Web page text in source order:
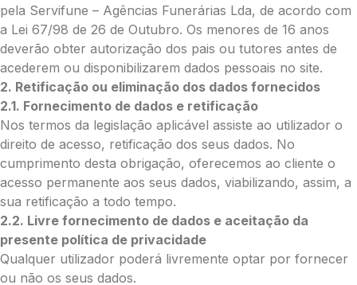
pela Servifune – Agências Funerárias Lda, de acordo com
a Lei 67/98 de 26 de Outubro. Os menores de 16 anos
deverão obter autorização dos pais ou tutores antes de
acederem ou disponibilizarem dados pessoais no site.
2. Retificação ou eliminação dos dados fornecidos
2.1. Fornecimento de dados e retificação
Nos termos da legislação aplicável assiste ao utilizador o
direito de acesso, retificação dos seus dados. No
cumprimento desta obrigação, oferecemos ao cliente o
acesso permanente aos seus dados, viabilizando, assim, a
sua retificação a todo tempo.
2.2. Livre fornecimento de dados e aceitação da
presente política de privacidade
Qualquer utilizador poderá livremente optar por fornecer
ou não os seus dados.